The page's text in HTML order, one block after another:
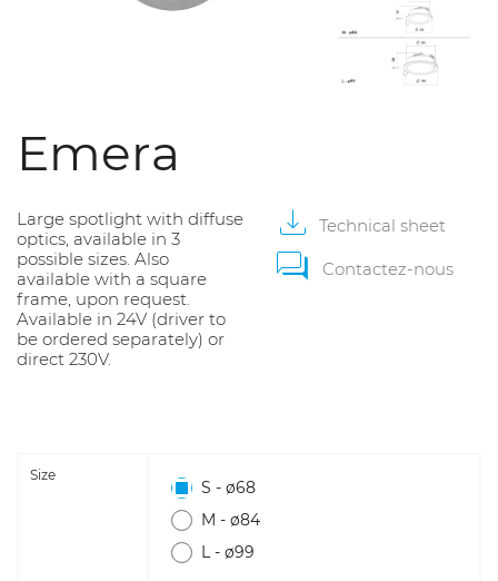
Emera
Large spotlight with diffuse
optics, available in 3
possible sizes. Also
available with a square
frame, upon request.
Available in 24V (driver to
be ordered separately) or
direct 230V.
Technical sheet
Contactez-nous
Size
S - ø68
M - ø84
L - ø99